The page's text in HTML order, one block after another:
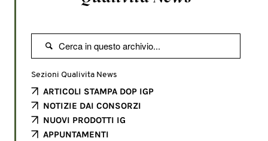

Sezioni Qualivita News
ARTICOLI STAMPA DOP IGP
NOTIZIE DAI CONSORZI
NUOVI PRODOTTI IG
APPUNTAMENTI